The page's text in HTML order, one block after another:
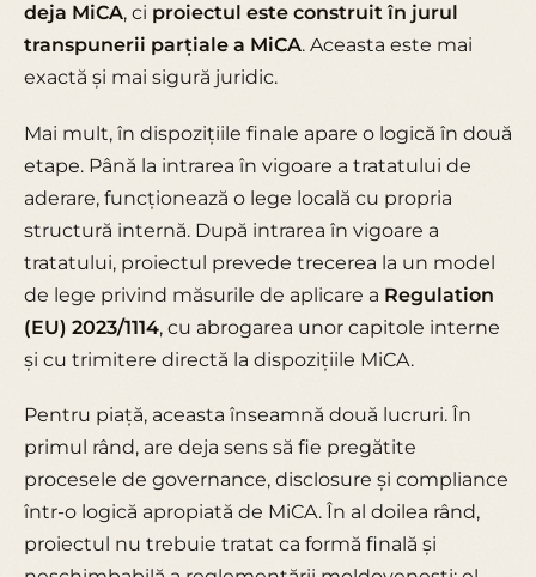
deja MiCA, ci proiectul este construit în jurul
transpunerii parțiale a MiCA. Aceasta este mai
exactă și mai sigură juridic.
Mai mult, în dispozițiile finale apare o logică în două
etape. Până la intrarea în vigoare a tratatului de
aderare, funcționează o lege locală cu propria
structură internă. După intrarea în vigoare a
tratatului, proiectul prevede trecerea la un model
de lege privind măsurile de aplicare a Regulation
(EU) 2023/1114, cu abrogarea unor capitole interne
și cu trimitere directă la dispozițiile MiCA.
Pentru piață, aceasta înseamnă două lucruri. În
primul rând, are deja sens să fie pregătite
procesele de governance, disclosure și compliance
într-o logică apropiată de MiCA. În al doilea rând,
proiectul nu trebuie tratat ca formă finală și